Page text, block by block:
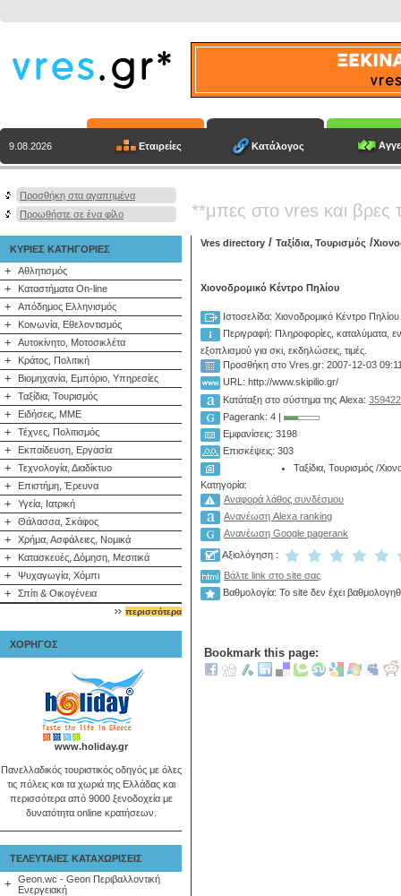
9.08.2026 Εταιρείες Κατάλογος
Προσθήκη στα αγαπημένα
Προωθήστε σε ένα φίλο
**μπες στο vres και βρες
ΚΥΡΙΕΣ ΚΑΤΗΓΟΡΙΕΣ
+ Αθλητισμός
+ Καταστήματα On-line
+ Απόδημος Ελληνισμός
+ Κοινωνία, Εθελοντισμός
+ Αυτοκίνητο, Μοτοσικλέτα
+ Κράτος, Πολιτική
+ Βιομηχανία, Εμπόριο, Υπηρεσίες
+ Ταξίδια, Τουρισμός
+ Ειδήσεις, ΜΜΕ
+ Τέχνες, Πολιτισμός
+ Εκπαίδευση, Εργασία
+ Τεχνολογία, Διαδίκτυο
+ Επιστήμη, Έρευνα
+ Υγεία, Ιατρική
+ Θάλασσα, Σκάφος
+ Χρήμα, Ασφάλειες, Νομικά
+ Κατασκευές, Δόμηση, Μεσιτικά
+ Ψυχαγωγία, Χόμπι
+ Σπίτι & Οικογένεια
περισσότερα
ΧΟΡΗΓΟΣ
www.holiday.gr
Πανελλαδικός τουριστικός οδηγός με όλες
τις πόλεις και τα χωριά της Ελλάδας και
περισσότερα από 9000 ξενοδοχεία με
δυνατότητα online κρατήσεων.
ΤΕΛΕΥΤΑΙΕΣ ΚΑΤΑΧΩΡΙΣΕΙΣ
+
Geon.wc - Geon Περιβαλλοντική
Ενεργειακή
Vres directory / Ταξίδια, Τουρισμός /
Χιονοδρομικό Κέντρο Πηλίου
Ιστοσελίδα: Χιονοδρομικό Κέντρο Πηλίου
Περιγραφή: Πληροφορίες, καταλύματα,
εξοπλισμού για σκι, εκδηλώσεις, τιμές.
Προσθήκη στο Vres.gr: 2007-12-03
URL: http://www.skipilio.gr/
Κατάταξη στο σύστημα της Alexa:
Pagerank: 4 |
Εμφανίσεις: 3198
Επισκέψεις: 303
Κατηγορία:
Ταξίδια, Τουρισμός /
Αναφορά λάθος συνδέσμου
Ανανέωση Alexa ranking
Ανανέωση Google pagerank
Αξιολόγηση :
Βάλτε link στο site σας
Βαθμολογία: Το site δεν έχει
Bookmark this page: